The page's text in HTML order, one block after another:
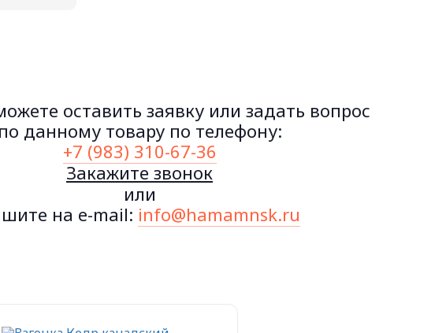
оставить заявку или задать вопрос
по данному товару по телефону:
+7 (983) 310-67-36
Закажите звонок
или
на e-mail: info@hamamnsk.ru